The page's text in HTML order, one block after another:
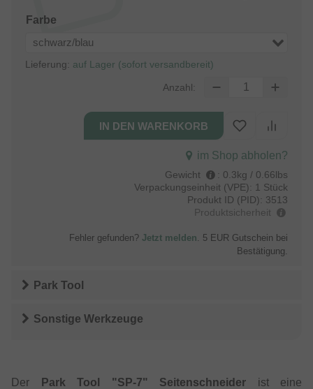
Farbe
schwarz/blau
Lieferung: auf Lager (sofort versandbereit)
Anzahl:
im Shop abholen?
Gewicht : 0.3kg / 0.66lbs
Verpackungseinheit (VPE): 1 Stück
Produkt ID (PID): 3513
Produktsicherheit
Fehler gefunden? Jetzt melden. 5 EUR Gutschein bei
Bestätigung.
Park Tool
Sonstige Werkzeuge
Der Park Tool "SP-7" Seitenschneider ist eine